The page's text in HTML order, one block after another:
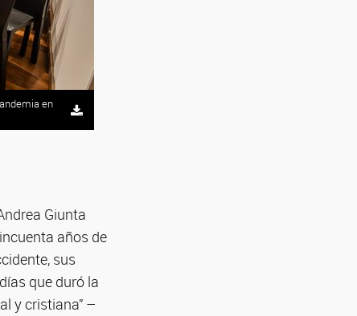
en
Giunta
años de
sus
que duró la
y cristiana” –